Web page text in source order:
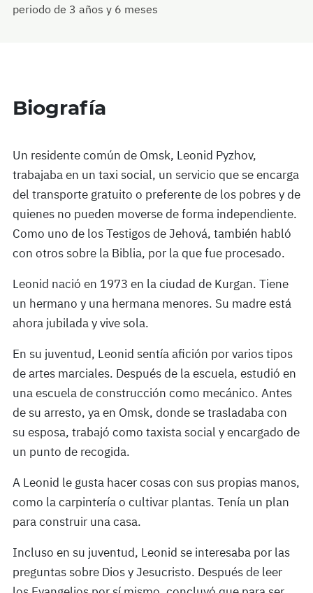
periodo de 3 años y 6 meses
Biografía
Un residente común de Omsk, Leonid Pyzhov,
trabajaba en un taxi social, un servicio que se encarga
del transporte gratuito o preferente de los pobres y de
quienes no pueden moverse de forma independiente.
Como uno de los Testigos de Jehová, también habló
con otros sobre la Biblia, por la que fue procesado.
Leonid nació en 1973 en la ciudad de Kurgan. Tiene
un hermano y una hermana menores. Su madre está
ahora jubilada y vive sola.
En su juventud, Leonid sentía afición por varios tipos
de artes marciales. Después de la escuela, estudió en
una escuela de construcción como mecánico. Antes
de su arresto, ya en Omsk, donde se trasladaba con
su esposa, trabajó como taxista social y encargado de
un punto de recogida.
A Leonid le gusta hacer cosas con sus propias manos,
como la carpintería o cultivar plantas. Tenía un plan
para construir una casa.
Incluso en su juventud, Leonid se interesaba por las
preguntas sobre Dios y Jesucristo. Después de leer